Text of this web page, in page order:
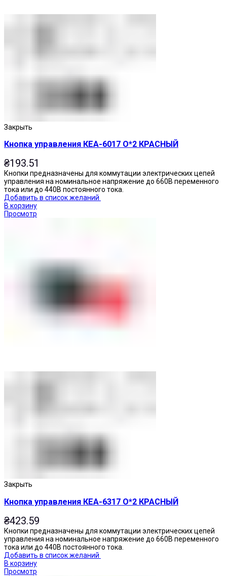
Закрыть
Кнопка управления КЕА-6017 О*2 КРАСНЫЙ
₴193.51
Кнопки предназначены для коммутации электрических цепей
управления на номинальное напряжение до 660В переменного
тока или до 440В постоянного тока.
Добавить в список желаний
В корзину
Просмотр
Закрыть
Кнопка управления КЕА-6317 О*2 КРАСНЫЙ
₴423.59
Кнопки предназначены для коммутации электрических цепей
управления на номинальное напряжение до 660В переменного
тока или до 440В постоянного тока.
Добавить в список желаний
В корзину
Просмотр